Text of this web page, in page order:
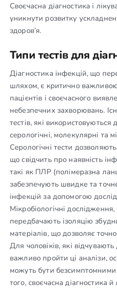
Своєчасна діагностика і
уникнути розвитку
здоров’я.
Типи тестів для
Діагностика інфекцій, що
шляхом, є критично
пацієнтів і своєчасного
небезпечних захворювань.
тестів, які
серологічні, молекулярні та
Серологічні тести
що свідчить про наявність
такі як ПЛР (полімеразна
забезпечують швидке та
інфекцій за допомогою
Мікробіологічні
передбачають ізоляцію
матеріалів, що дозволяє
Для чоловіків, які
важливо пройти ці аналізи,
можуть бути безсимптомними
того, своєчасна діагностика